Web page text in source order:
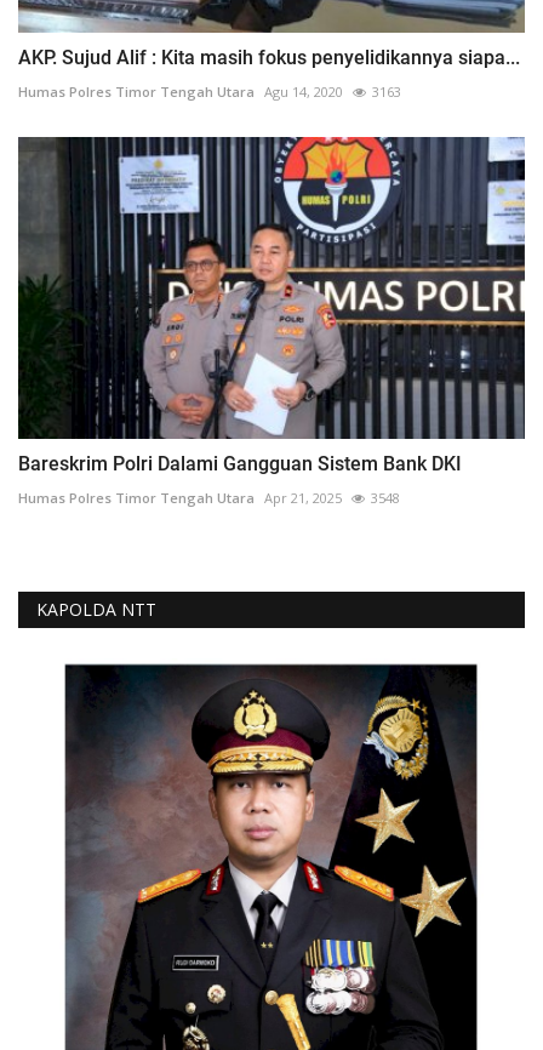
AKP. Sujud Alif : Kita masih fokus penyelidikannya siapa...
Humas Polres Timor Tengah Utara Agu 14, 2020 3163
Bareskrim Polri Dalami Gangguan Sistem Bank DKI
Humas Polres Timor Tengah Utara Apr 21, 2025 3548
KAPOLDA NTT